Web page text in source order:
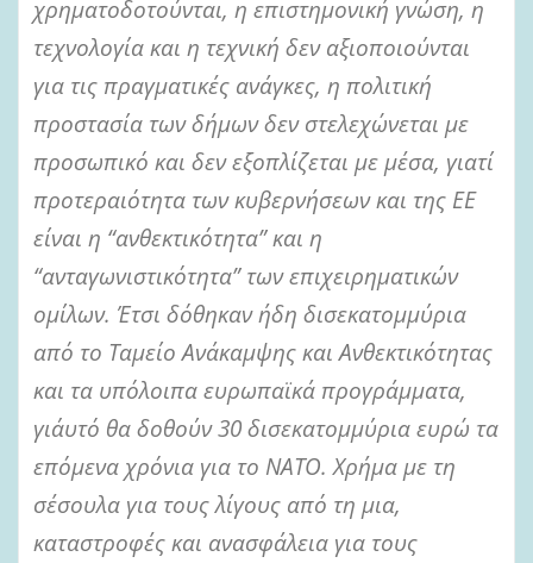
χρηματοδοτούνται, η επιστημονική γνώση, η
τεχνολογία και η τεχνική δεν αξιοποιούνται
για τις πραγματικές ανάγκες, η πολιτική
προστασία των δήμων δεν στελεχώνεται με
προσωπικό και δεν εξοπλίζεται με μέσα, γιατί
προτεραιότητα των κυβερνήσεων και της ΕΕ
είναι η “ανθεκτικότητα” και η
“ανταγωνιστικότητα” των επιχειρηματικών
ομίλων. Έτσι δόθηκαν ήδη δισεκατομμύρια
από το Ταμείο Ανάκαμψης και Ανθεκτικότητας
και τα υπόλοιπα ευρωπαϊκά προγράμματα,
γι΄αυτό θα δοθούν 30 δισεκατομμύρια ευρώ τα
επόμενα χρόνια για το ΝΑΤΟ. Χρήμα με τη
σέσουλα για τους λίγους από τη μια,
καταστροφές και ανασφάλεια για τους